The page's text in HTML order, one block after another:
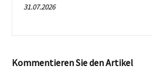
31.07.2026
Kommentieren Sie den Artikel